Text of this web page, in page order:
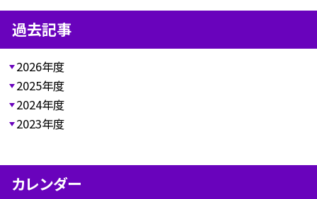
過去記事
2026年度
2025年度
2024年度
2023年度
カレンダー